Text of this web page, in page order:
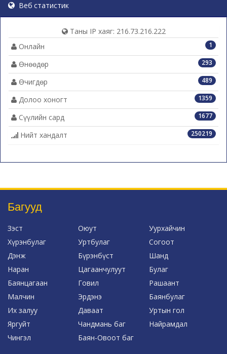
Веб статистик
Таны IP хаяг: 216.73.216.222
1
Онлайн
293
Өнөөдөр
489
Өчигдөр
1359
Долоо хоногт
1677
Сүүлийн сард
250219
Нийт хандалт
Багууд
Зэст Оюут
Уурхайчин
Хүрэнбулаг
Уртбулаг
Согоот
Дэнж
Бүрэнбүст
Шанд
Наран
Цагаанчулуут
Булаг
Баянцагаан
Говил
Рашаант
Малчин
Эрдэнэ
Баянбулаг
Их залуу
Даваат
Уртын гол
Яргуйт
Чандмань баг
Найрамдал
Чингэл
Баян-Овоот баг